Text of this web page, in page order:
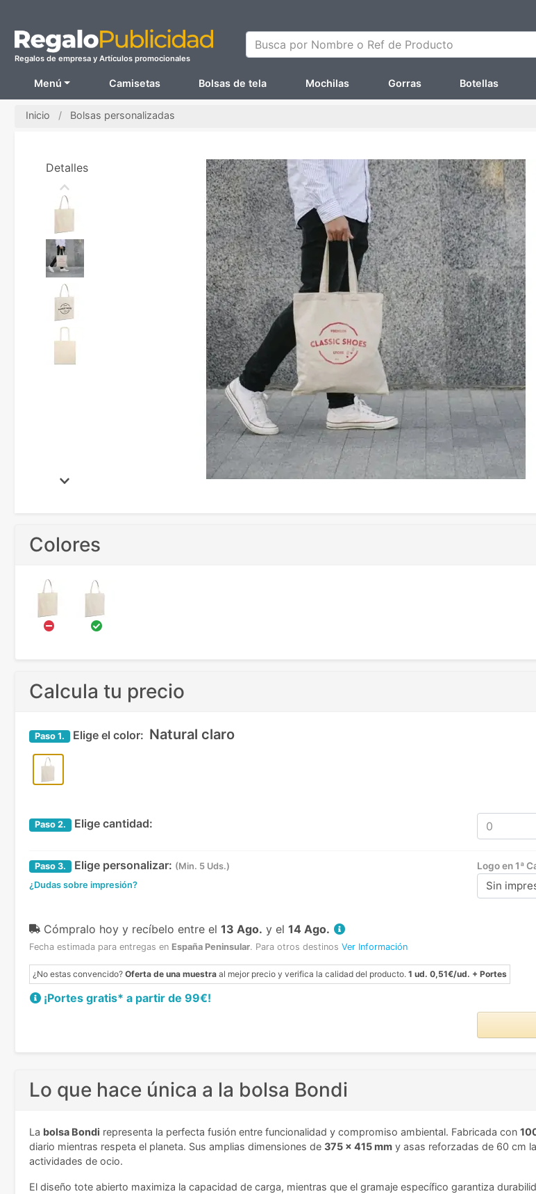
Regalos de empresa y Artículos promocionales
Busca por Nombre o Ref de Producto
Menú Camisetas Bolsas de tela Mochilas Gorras Botellas
Inicio Bolsas personalizadas
Detalles
Colores
Calcula tu precio
Paso 1. Elige el color: Natural claro
Paso 2. Elige cantidad:
Paso 3. Elige personalizar: (Min. 5 Uds.)
¿Dudas sobre impresión?
Logo en 1ª
Sin
Cómpralo hoy y recíbelo entre el 13 Ago. y el 14 Ago.
Fecha estimada para entregas en España Peninsular. Para otros destinos Ver Información
¿No estas convencido? Oferta de una muestra al mejor precio y verifica la calidad del producto. 1 ud. 0,51€/ud. + Portes
¡Portes gratis* a partir de 99€!
Lo que hace única a la bolsa Bondi
La bolsa Bondi representa la perfecta fusión entre funcionalidad y compromiso ambiental. Fabricada con
diario mientras respeta el planeta. Sus amplias dimensiones de 375 x 415 mm y asas reforzadas de 60 cm
actividades de ocio.
El diseño tote abierto maximiza la capacidad de carga, mientras que el gramaje específico garantiza